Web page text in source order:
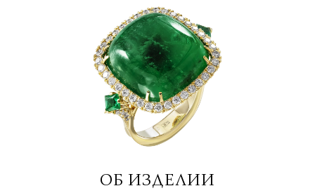
ОБ ИЗДЕЛИИ